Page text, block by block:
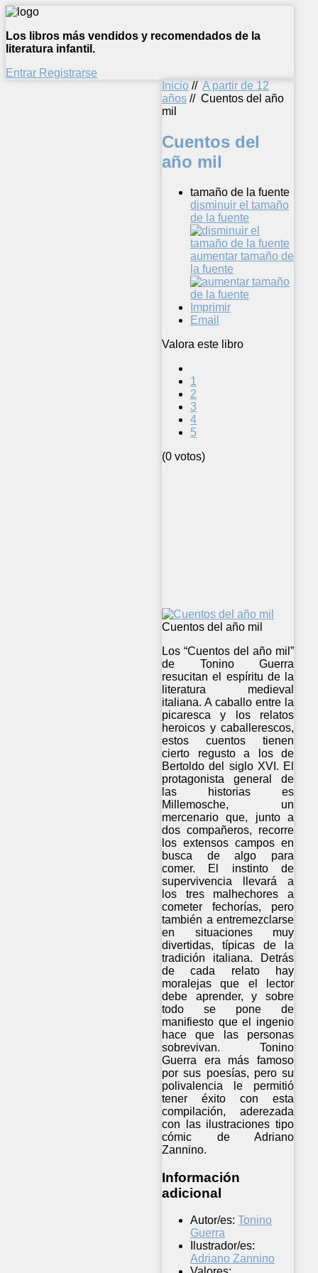
Los libros más vendidos y recomendados de la
literatura infantil.
Entrar Registrarse
Inicio // A partir de 12
años // Cuentos del año
mil
Cuentos del
año mil
tamaño de la fuente
disminuir el tamaño
de la fuente
aumentar tamaño de
la fuente
Imprimir
Email
Valora este libro
1
2
3
4
5
(0 votos)
Cuentos del año mil
Los “Cuentos del año mil”
de Tonino Guerra
resucitan el espíritu de la
literatura medieval
italiana. A caballo entre la
picaresca y los relatos
heroicos y caballerescos,
estos cuentos tienen
cierto regusto a los de
Bertoldo del siglo XVI. El
protagonista general de
las historias es
Millemosche, un
mercenario que, junto a
dos compañeros, recorre
los extensos campos en
busca de algo para
comer. El instinto de
supervivencia llevará a
los tres malhechores a
cometer fechorías, pero
también a entremezclarse
en situaciones muy
divertidas, típicas de la
tradición italiana. Detrás
de cada relato hay
moralejas que el lector
debe aprender, y sobre
todo se pone de
manifiesto que el ingenio
hace que las personas
sobrevivan. Tonino
Guerra era más famoso
por sus poesías, pero su
polivalencia le permitió
tener éxito con esta
compilación, aderezada
con las ilustraciones tipo
cómic de Adriano
Zannino.
Información
adicional
Autor/es: Tonino
Guerra
Ilustrador/es:
Adriano Zannino